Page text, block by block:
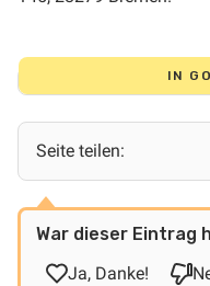
IN
Seite teilen:
War dieser Eintrag
Ja, Danke!